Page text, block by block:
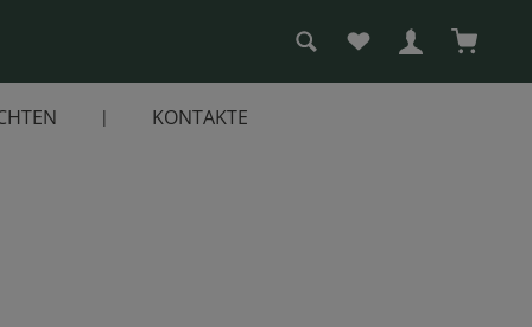
Du hast 0 Produkte
KONTAKTE